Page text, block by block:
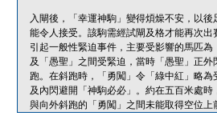
入閘後，「幸運神駒」變得煩燥不安，以
能令人接受。該駒需經試閘及格才能再次
引起一般性緊迫事件，主要受影響的馬匹
及「愚聖」之間受緊迫，當時「愚聖」正
跑。在斜跑時，「勇闖」令「綠中紅」略
及內閃避開「神駒必必」。約在五百米處
與向外斜跑的「勇闖」之間未能取得空位上